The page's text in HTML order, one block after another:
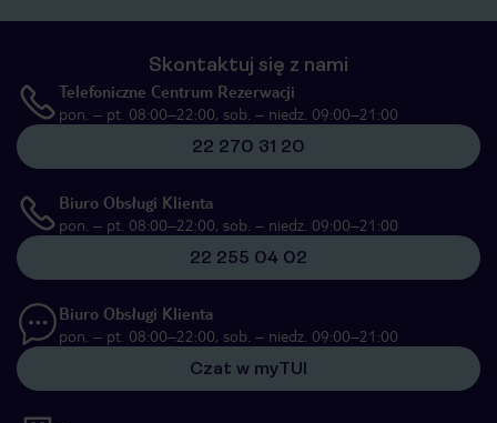
Skontaktuj się z nami
Telefoniczne Centrum Rezerwacji
pon. – pt. 08:00–22:00, sob. – niedz. 09:00–21:00
22 270 31 20
Biuro Obsługi Klienta
pon. – pt. 08:00–22:00, sob. – niedz. 09:00–21:00
22 255 04 02
Biuro Obsługi Klienta
pon. – pt. 08:00–22:00, sob. – niedz. 09:00–21:00
Czat w myTUI